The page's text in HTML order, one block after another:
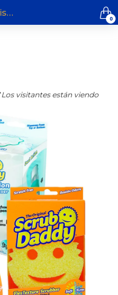
Bundle Indispensable 0
Los visitantes están viendo